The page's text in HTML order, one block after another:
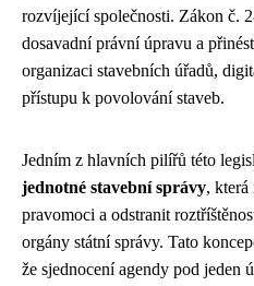
rozvíjející společnosti. Zákon č.
dosavadní právní úpravu a
organizaci stavebních úřadů,
přístupu k povolování staveb.
Jedním z hlavních pilířů této
jednotné stavební správy, která
pravomoci a odstranit
orgány státní správy. Tato
že sjednocení agendy pod jeden